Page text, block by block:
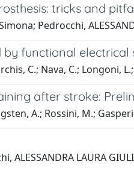
tricks and
Pedrocchi,
functional
C.; Nava, C.; Longoni,
after stroke:
A.; Rossini, M.;
ALESSANDRA LAURA